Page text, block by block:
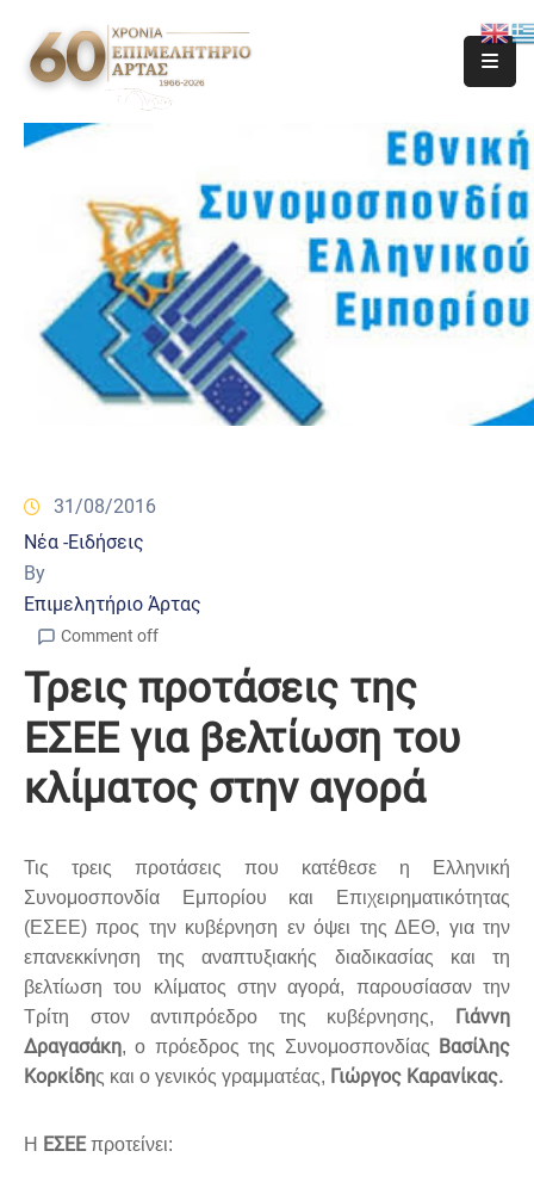
31/08/2016
Νέα -Ειδήσεις
By
Επιμελητήριο Άρτας
Comment off
Τρεις προτάσεις της
ΕΣΕΕ για βελτίωση του
κλίματος στην αγορά
Τις τρεις προτάσεις που κατέθεσε η Ελληνική
Συνομοσπονδία Εμπορίου και Επιχειρηματικότητας
(ΕΣΕΕ) προς την κυβέρνηση εν όψει της ΔΕΘ, για την
επανεκκίνηση της αναπτυξιακής διαδικασίας και τη
βελτίωση του κλίματος στην αγορά, παρουσίασαν την
Τρίτη στον αντιπρόεδρο της κυβέρνησης,
Γιάννη
Δραγασάκη, ο πρόεδρος της Συνομοσπονδίας Βασίλης
Κορκίδης και ο γενικός γραμματέας, Γιώργος Καρανίκας.
Η ΕΣΕΕπροτείνει: